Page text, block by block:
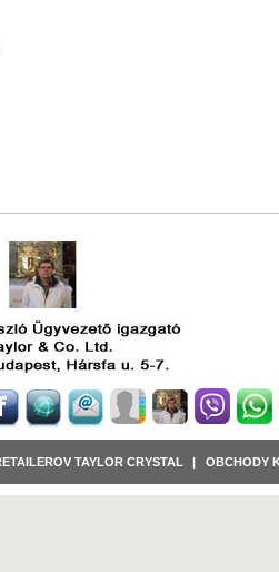
TAYLOR CRYSTAL OBCHODY